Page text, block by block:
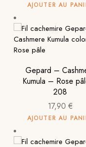
AJOUTER AU
Gepard –
Kumula – Rose
208
17,90 €
AJOUTER AU